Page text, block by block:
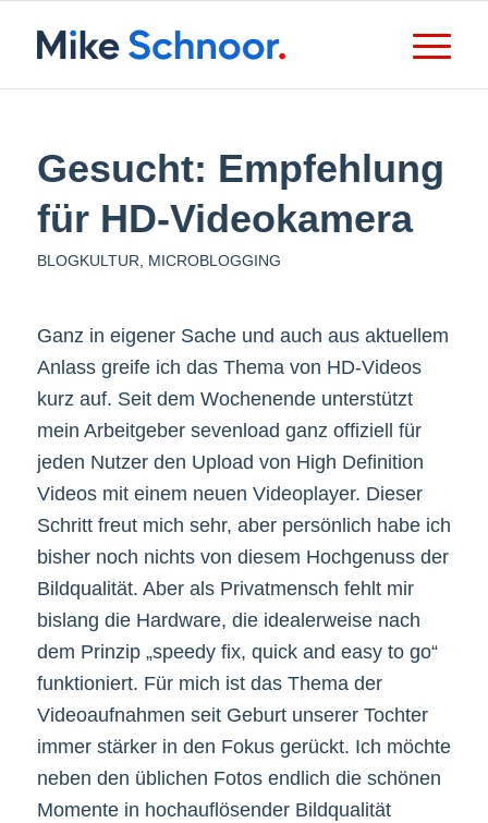
Gesucht: Empfehlung
für HD-Videokamera
BLOGKULTUR MICROBLOGGING
Ganz in eigener Sache und auch aus aktuellem
Anlass greife ich das Thema von HD-Videos
kurz auf. Seit dem Wochenende unterstützt
mein Arbeitgeber sevenload ganz offiziell für
jeden Nutzer den Upload von High Definition
Videos mit einem neuen Videoplayer. Dieser
Schritt freut mich sehr, aber persönlich habe ich
bisher noch nichts von diesem Hochgenuss der
Bildqualität. Aber als Privatmensch fehlt mir
bislang die Hardware, die idealerweise nach
dem Prinzip „speedy fix, quick and easy to go“
funktioniert. Für mich ist das Thema der
Videoaufnahmen seit Geburt unserer Tochter
immer stärker in den Fokus gerückt. Ich möchte
neben den üblichen Fotos endlich die schönen
Momente in hochauflösender Bildqualität